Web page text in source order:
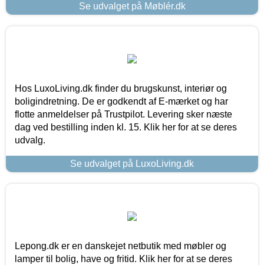
Se udvalget på Møblér.dk
Hos LuxoLiving.dk finder du brugskunst, interiør og
boligindretning. De er godkendt af E-mærket og har
flotte anmeldelser på Trustpilot. Levering sker næste
dag ved bestilling inden kl. 15. Klik her for at se deres
udvalg.
Se udvalget på LuxoLiving.dk
Lepong.dk er en danskejet netbutik med møbler og
lamper til bolig, have og fritid. Klik her for at se deres